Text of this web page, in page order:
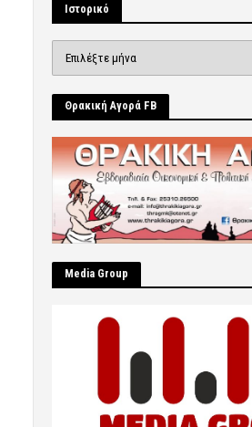
Ιστορικό
Θρακική Αγορά FB
Μedia Group